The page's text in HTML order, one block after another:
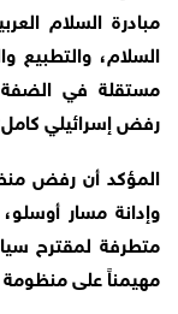
السلام، والتطبيع
مستقلة في الضفة
رفض إسرائيلي
المؤكد أن رفض
وإدانة مسار
متطرفة لمقترح
مهيمناً على منظومة